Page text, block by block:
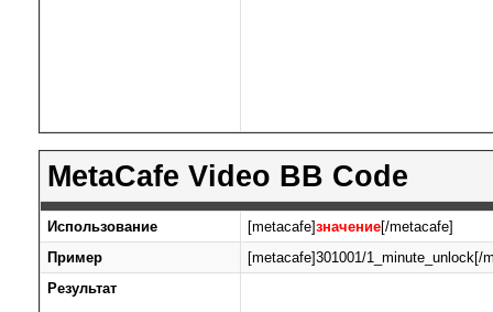
MetaCafe Video BB Code
Использование [metacafe]значение[/metacafe]
Пример
[metacafe]301001/1_minute_unlock[/
Результат